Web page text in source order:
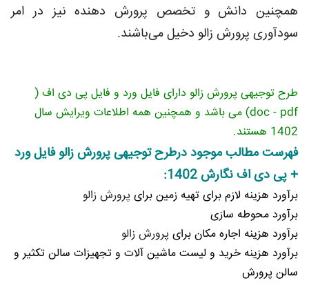
همچنین دانش و تخصص پرورش دهنده نیز در امر
سودآوری پرورش زالو دخیل می‌باشند.
طرح توجیهی پرورش زالو دارای فایل ورد و فایل پی دی اف (
doc - pdf) می باشد و همچنین همه اطلاعات ویرایش سال
1402 هستند.
فهرست مطالب موجود درطرح توجیهی پرورش زالو فایل ورد
+ پی دی اف نگارش 1402:
برآورد هزینه لازم برای تهیه زمین برای پرورش زالو
برآورد محوطه سازی
برآورد هزینه اجاره مکان برای پرورش زالو
برآورد هزینه خرید و لیست ماشین آلات و تجهیزات سالن تکثیر و
سالن پرورش